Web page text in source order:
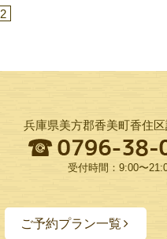
2
兵庫県美方郡香美町香住
受付時間：9:00〜
ご予約プラン一覧